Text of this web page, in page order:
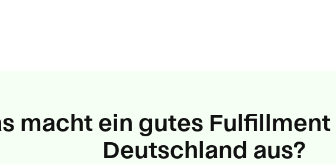
macht ein gutes Fulfillment
Deutschland aus?